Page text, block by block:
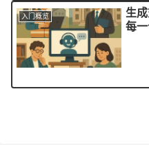
入门概览
生
每